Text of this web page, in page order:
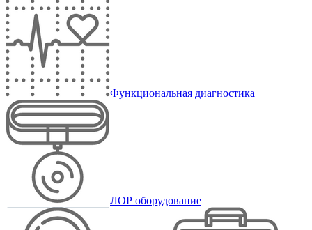
Функциональная диагностика
ЛОР оборудование